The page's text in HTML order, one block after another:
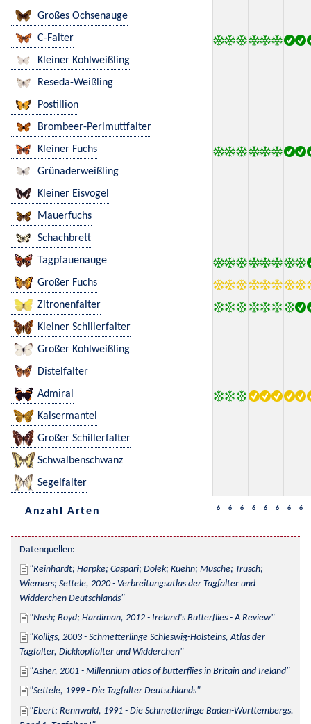
Großes Ochsenauge
C-Falter
Kleiner Kohlweißling
Reseda-Weißling
Postillion
Brombeer-Perlmuttfalter
Kleiner Fuchs
Grünaderweißling
Kleiner Eisvogel
Mauerfuchs
Schachbrett
Tagpfauenauge
Großer Fuchs
Zitronenfalter
Kleiner Schillerfalter
Großer Kohlweißling
Distelfalter
Admiral
Kaisermantel
Großer Schillerfalter
Schwalbenschwanz
Segelfalter
Anzahl Arten 6 6 6 6 6 6 6 6
Datenquellen:
Reinhardt; Harpke; Caspari; Dolek; Kuehn; Musche; Trusch;
Wiemers; Settele, 2020 - Verbreitungsatlas der Tagfalter und
Widderchen Deutschlands
Nash; Boyd; Hardiman, 2012 - Ireland's Butterflies - A Review
Kolligs, 2003 - Schmetterlinge Schleswig-Holsteins, Atlas der
Tagfalter, Dickkopffalter und Widderchen
Asher, 2001 - Millennium atlas of butterflies in Britain and Ireland
Settele, 1999 - Die Tagfalter Deutschlands
Ebert; Rennwald, 1991 - Die Schmetterlinge Baden-Württembergs.